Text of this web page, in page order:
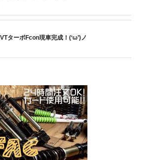
ターボFcon現車完成！(‘ω’)ノ